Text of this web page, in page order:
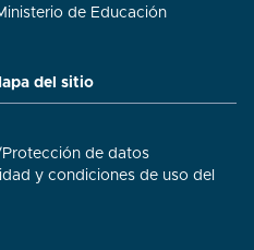
del sitio
Protección de datos
y condiciones de uso del
de Educación